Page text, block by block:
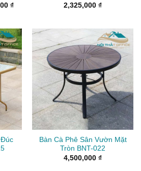
₫Khoảng
đến
7,490,000 ₫
2,325,000 ₫
Bàn Cà Phê Sân Vườn Mặt
Tròn BNT-022
4,500,000 ₫